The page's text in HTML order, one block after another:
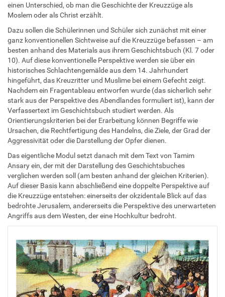
einen Unterschied, ob man die Geschichte der Kreuzzüge als
Moslem oder als Christ erzählt.
Dazu sollen die Schülerinnen und Schüler sich zunächst mit einer
ganz konventionellen Sichtweise auf die Kreuzzüge befassen – am
besten anhand des Materials aus ihrem Geschichtsbuch (Kl. 7 oder
10). Auf diese konventionelle Perspektive werden sie über ein
historisches Schlachtengemälde aus dem 14. Jahrhundert
hingeführt, das Kreuzritter und Muslime bei einem Gefecht zeigt.
Nachdem ein Fragentableau entworfen wurde (das sicherlich sehr
stark aus der Perspektive des Abendlandes formuliert ist), kann der
Verfassertext im Geschichtsbuch studiert werden. Als
Orientierungskriterien bei der Erarbeitung können Begriffe wie
Ursachen, die Rechtfertigung des Handelns, die Ziele, der Grad der
Aggressivität oder die Darstellung der Opfer dienen.
Das eigentliche Modul setzt danach mit dem Text von Tamim
Ansary ein, der mit der Darstellung des Geschichtsbuches
verglichen werden soll (am besten anhand der gleichen Kriterien).
Auf dieser Basis kann abschließend eine doppelte Perspektive auf
die Kreuzzüge entstehen: einerseits der okzidentale Blick auf das
bedrohte Jerusalem, andererseits die Perspektive des unerwarteten
Angriffs aus dem Westen, der eine Hochkultur bedroht.